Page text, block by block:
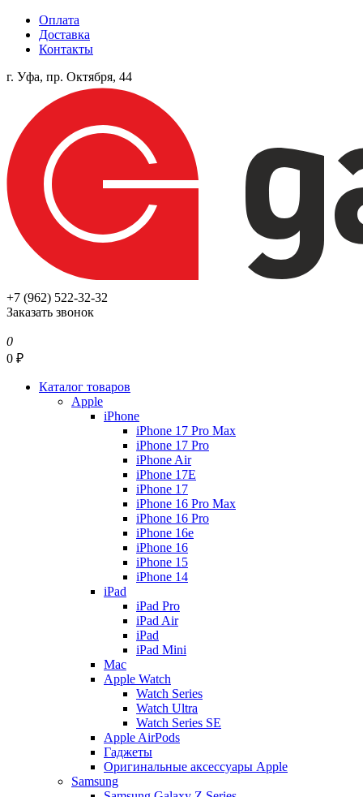
Оплата
Доставка
Контакты
г. Уфа, пр. Октября, 44
+7 (962) 522-32-32
Заказать звонок
0
0 ₽
Каталог товаров
Apple
iPhone
iPhone 17 Pro Max
iPhone 17 Pro
iPhone Air
iPhone 17E
iPhone 17
iPhone 16 Pro Max
iPhone 16 Pro
iPhone 16e
iPhone 16
iPhone 15
iPhone 14
iPad
iPad Pro
iPad Air
iPad
iPad Mini
Mac
Apple Watch
Watch Series
Watch Ultra
Watch Series SE
Apple AirPods
Гаджеты
Оригинальные аксессуары Apple
Samsung